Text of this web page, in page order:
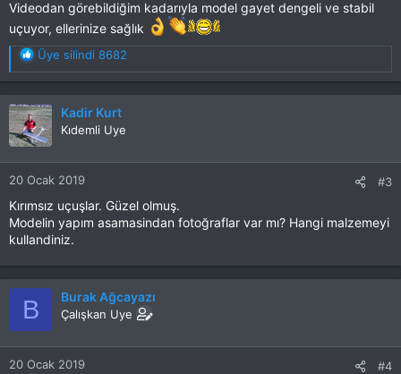
Videodan görebildiğim kadarıyla model gayet dengeli ve stabil
uçuyor, ellerinize sağlık
T
e
p
k
i
l
e
r
:
Üye silindi 8682
Kadir Kurt
Kıdemli Uye
20 Ocak 2019 #3
Kırımsız uçuşlar. Güzel olmuş.
Modelin yapım asamasindan fotoğraflar var mı? Hangi malzemeyi
kullandiniz.
B Burak Ağcayazı
Çalışkan Uye
20 Ocak 2019 #4